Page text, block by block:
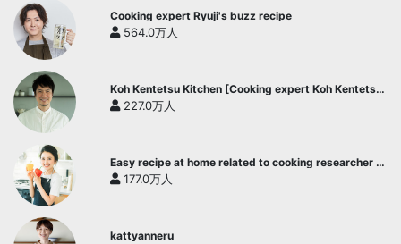
Cooking expert Ryuji's buzz recipe
564.0万人
Koh Kentetsu Kitchen [Cooking expert Koh Kentetsu
official channel]
227.0万人
Easy recipe at home related to cooking researcher /
Yukari's Kitchen
177.0万人
kattyanneru